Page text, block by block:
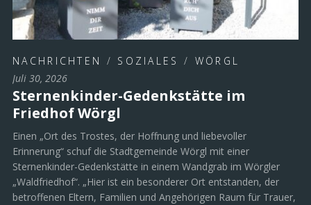
NACHRICHTEN / SOZIALES / WÖRGL
Juli 30, 2026
Sternenkinder-Gedenkstätte im
Friedhof Wörgl
Einen „Ort des Trostes, der Hoffnung und liebevoller
Erinnerung“ schuf die Stadtgemeinde Wörgl mit einer
Sternenkinder-Gedenkstätte in einem Wandgrab im Wörgler
„Waldfriedhof“. „Hier ist ein besonderer Ort entstanden, der
betroffenen Eltern, Familien und Angehörigen Raum für Trauer,